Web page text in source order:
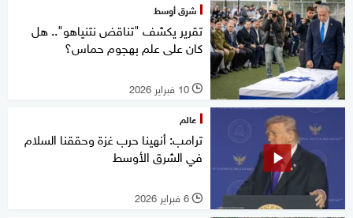
شرق أوسط
تقرير يكشف "تناقض نتنياهو".. هل
كان على علم بهجوم حماس؟
l 10 فبراير 2026
عالم
ترامب: أنهينا حرب غزة وحققنا السلام
في الشرق الأوسط
l 6 فبراير 2026